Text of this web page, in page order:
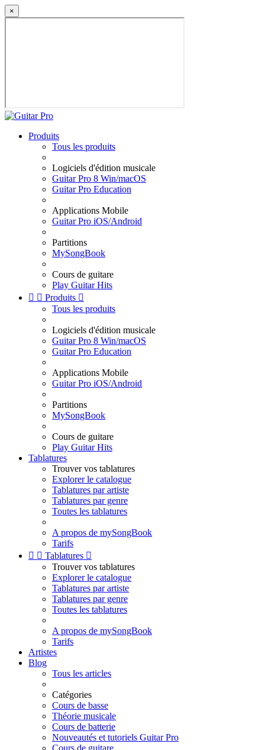
×
Produits
Tous les produits
Logiciels d'édition musicale
Guitar Pro 8 Win/macOS
Guitar Pro Education
Applications Mobile
Guitar Pro iOS/Android
Partitions
MySongBook
Cours de guitare
Play Guitar Hits
  Produits 
Tous les produits
Logiciels d'édition musicale
Guitar Pro 8 Win/macOS
Guitar Pro Education
Applications Mobile
Guitar Pro iOS/Android
Partitions
MySongBook
Cours de guitare
Play Guitar Hits
Tablatures
Trouver vos tablatures
Explorer le catalogue
Tablatures par artiste
Tablatures par genre
Toutes les tablatures
A propos de mySongBook
Tarifs
  Tablatures 
Trouver vos tablatures
Explorer le catalogue
Tablatures par artiste
Tablatures par genre
Toutes les tablatures
A propos de mySongBook
Tarifs
Artistes
Blog
Tous les articles
Catégories
Cours de basse
Théorie musicale
Cours de batterie
Nouveautés et tutoriels Guitar Pro
Cours de guitare